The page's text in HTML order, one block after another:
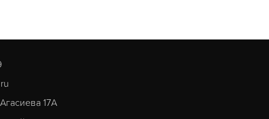
17А